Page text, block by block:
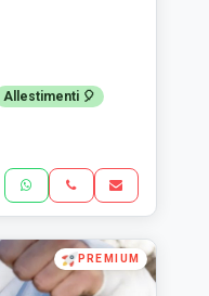
Allestimenti 🎈
PREMIUM